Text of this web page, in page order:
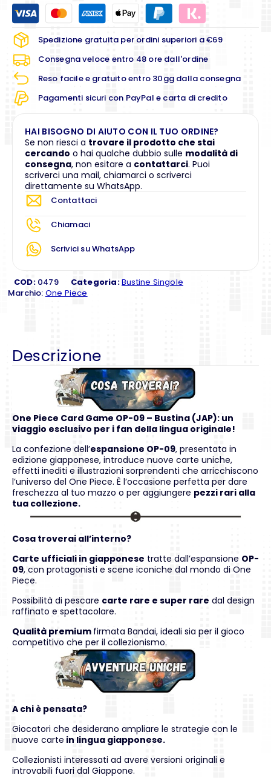
Spedizione gratuita per ordini superiori a €69
Consegna veloce entro 48 ore dall'ordine
Reso facile e gratuito entro 30gg dalla consegna
Pagamenti sicuri con PayPal e carta di credito
HAI BISOGNO DI AIUTO CON IL TUO ORDINE?
Se non riesci a trovare il prodotto che stai
cercando o hai qualche dubbio sulle modalità di
consegna, non esitare a contattarci. Puoi
scriverci una mail, chiamarci o scriverci
direttamente su WhatsApp.
Contattaci
Chiamaci
Scrivici su WhatsApp
COD: 0479 Categoria:Bustine Singole
Marchio: One Piece
Descrizione
One Piece Card Game OP-09 – Bustina (JAP): un
viaggio esclusivo per i fan della lingua originale!
La confezione dell’espansione OP-09, presentata in
edizione giapponese, introduce nuove carte uniche,
effetti inediti e illustrazioni sorprendenti che arricchiscono
l’universo del One Piece. È l’occasione perfetta per dare
freschezza al tuo mazzo o per aggiungere pezzi rari alla
tua collezione.
Cosa troverai all’interno?
Carte ufficiali in giapponese tratte dall’espansione OP-
09, con protagonisti e scene iconiche dal mondo di One
Piece.
Possibilità di pescare carte rare e super rare dal design
raffinato e spettacolare.
Qualità premium firmata Bandai, ideali sia per il gioco
competitivo che per il collezionismo.
A chi è pensata?
Giocatori che desiderano ampliare le strategie con le
nuove carte in lingua giapponese.
Collezionisti interessati ad avere versioni originali e
introvabili fuori dal Giappone.